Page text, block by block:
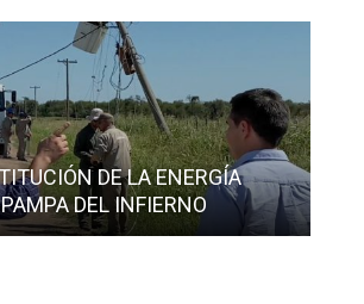
DE LA ENERGÍA
DEL INFIERNO